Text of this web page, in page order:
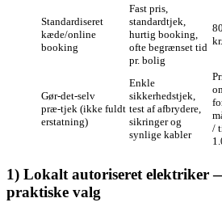
Standardiseret
kæde/online
booking
Fast pris,
standardtjek,
hurtig booking,
ofte begrænset tid
pr. bolig
kr.
Gør‑det‑selv
præ‑tjek (ikke fuldt
erstatning)
Enkle
sikkerhedstjek,
test af afbrydere,
sikringer og
synlige kabler
/
1) Lokalt autoriseret elektriker
praktiske valg